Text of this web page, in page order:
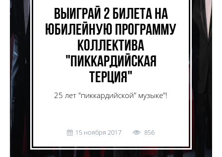
Выиграй 2 билета на
юбилейную программу
коллектива
"Пиккардийская
Терция"
25 лет "пиккардийской" музыке"!
15 ноября 2017 856